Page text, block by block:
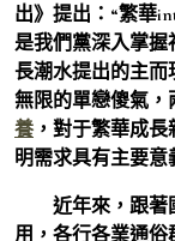
出》提出：“繁華
是我們黨深入掌
長潮水提出的主
無限的單戀傻氣
養 ，對于繁華成
明需求具有主要意
近年來，跟著
用，各行各業通